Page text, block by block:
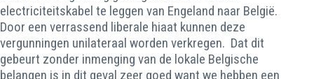
electriciteitskabel te leggen van Engeland naar België.
Door een verrassend liberale hiaat kunnen deze
vergunningen unilateraal worden verkregen. Dat dit
gebeurt zonder inmenging van de lokale Belgische
belangen is in dit geval zeer goed want we hebben een